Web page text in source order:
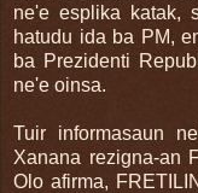
ne'e esplika katak,
hatudu ida ba PM,
ba Prezidenti
ne'e oinsa.
Tuir informasaun
Xanana rezigna-an
Olo afirma,